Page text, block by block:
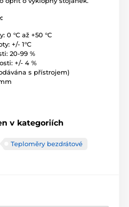
0 °C až +50 °C
+/- 1°C
20-99 %
+/- 4 %
s přístrojem)
v kategoriích
Teploměry bezdrátové